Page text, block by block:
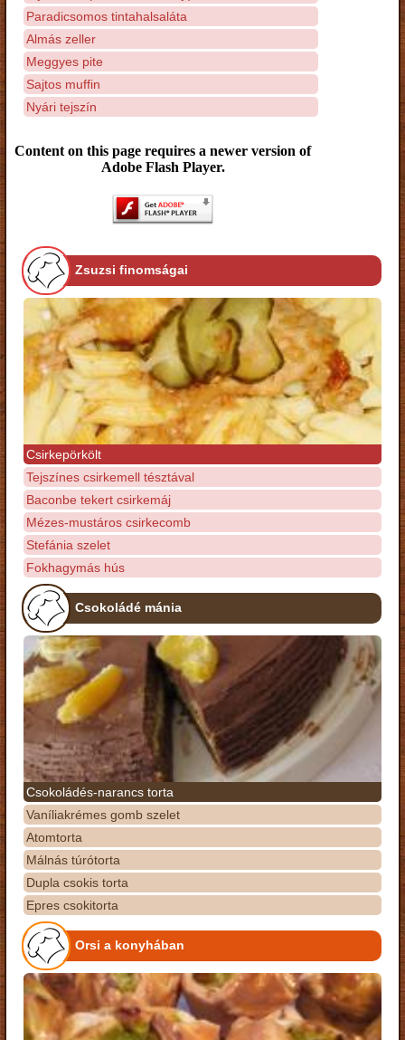
Paradicsomos tintahalsaláta
Almás zeller
Meggyes pite
Sajtos muffin
Nyári tejszín
Content on this page requires a newer version of
Adobe Flash Player.
Zsuzsi finomságai
Csirkepörkölt
Tejszínes csirkemell tésztával
Baconbe tekert csirkemáj
Mézes-mustáros csirkecomb
Stefánia szelet
Fokhagymás hús
Csokoládé mánia
Csokoládés-narancs torta
Vaníliakrémes gomb szelet
Atomtorta
Málnás túrótorta
Dupla csokis torta
Epres csokitorta
Orsi a konyhában